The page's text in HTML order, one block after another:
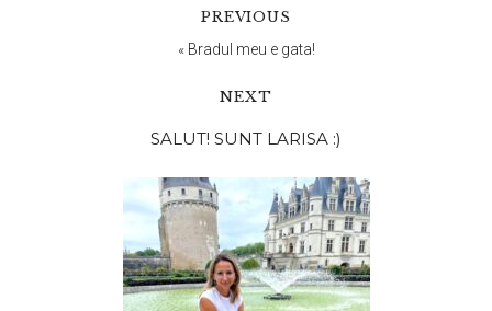
PREVIOUS
« Bradul meu e gata!
NEXT
principală
SALUT! SUNT LARISA :)